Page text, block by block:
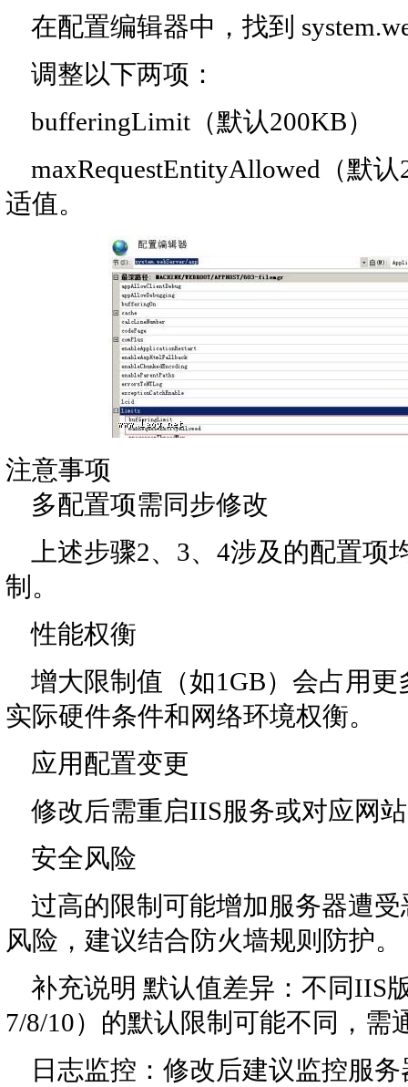
在配置编辑器中，找到
调整以下两项：
bufferingLimit（默认200KB）
maxRequestEntityAllowed（默
适值。
注意事项
多配置项需同步修改
上述步骤2、3、4涉及的配置
制。
性能权衡
增大限制值（如1GB）会占用
实际硬件条件和网络环境权衡。
应用配置变更
修改后需重启IIS服务或对应网
安全风险
过高的限制可能增加服务器遭
风险，建议结合防火墙规则防护。
补充说明 默认值差异：不同IIS
7/8/10）的默认限制可能不同，
日志监控：修改后建议监控服